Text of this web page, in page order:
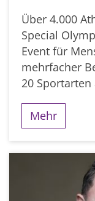
Über 4.000
Special
Event für
mehrfacher
20 Sportarten
Mehr